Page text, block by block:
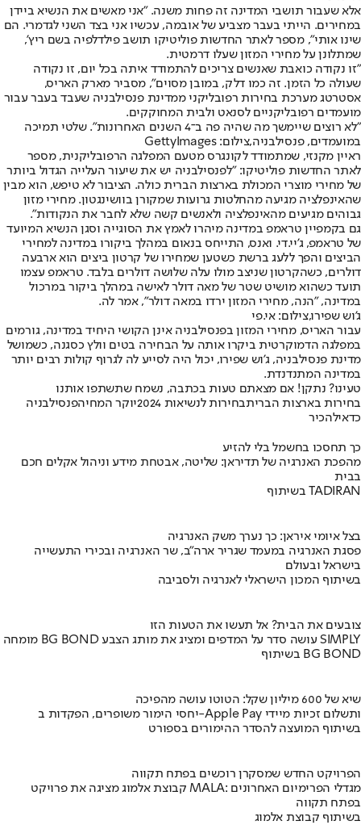
אלא שעבור תושבי המדינה זה פחות משנה. "אני מאשים את הנשיא ביידן
במחירים. הייתי בעבר מצביע של אובמה, עכשיו אני בצד השני לגדמרי. הם
שינו אותי", מספר לאתר החדשות פוליטיקו תושב פילדלפיה בשם ריץ',
שמתלונן על מחירי המזון שעלו דרמטית.
"זו נקודה כואבת שאנשים צריכים להתמודד איתה בכל יום, זו נקודה
שעולה כל הזמן. זה כמו דלק, במובן מסוים", מסביר מארק האריס,
אסטרטג מערכת בחירות רפובליקני ממדינת פנסילבניה שעבד בעבר עבור
מועמדים רפובליקניים לסנאט ולבית המחוקקים.
"לא רוצים שיימשך מה שהיה פה ב־4 השנים האחרונות". שלטי תמיכה
במועמדים, פנסילבניה,צילום: GettyImages
ראיין מקנזי, שמתמודד לקונגרס מטעם המפלגה הרפובליקנית, מספר
לאתר החדשות פוליטיקו: "לפנסילבניה יש את שיעור העלייה הגדול ביותר
של מחירי מוצרי המכולת בארצות הברית כולה. הציבור לא טיפש, הוא מבין
שהאינפלציה מגיעה מהחלטות גרועות שמקורן בוושינגטון. מחירי מזון
גבוהים מגיעים מהאינפלציה ולאנשים קשה שלא לחבר את הנקודות".
גם בקמפיין טראמפ במדינה מיהרו לאמץ את הסוגייה וסגן הנשיא המיועד
של טראמפ, ג'יי.די. ואנס, התייחס בנאום במהלך ביקורו במדינה למחירי
הביצים והפך ללעג ברשת כשטען שמחירו של קרטון ביצים הוא ארבעה
דולרים, כשהקרטון שניצב מולו עלה שלושה דולרים בלבד. טראמפ עצמו
תועד כשהוא מושיט שטר של מאה דולר לאישה במהלך ביקור במרכול
במדינה, "הנה, מחירי המזון ירדו במאה דולר", אמר לה.
ג'וש שפירו,צילום: אי.פי
עבור האריס, מחירי המזון בפנסילבניה אינן הקושי היחיד במדינה, גורמים
במפלגה הדמוקרטית ביקרו אותה על הבחירה בטים וולץ כסגנה, כשמושל
מדינת פנסילבניה, ג'וש שפירו, יכול היה לסייע לה לגרוף קולות רבים יותר
במדינה המתנדנדת.
טעינו? נתקן! אם מצאתם טעות בכתבה, נשמח שתשתפו אותנו
בחירות בארצות הבריתבחירות לנשיאות 2024 יוקר המחיהפנסילבניה
כדאילהכיר
כך תחסכו בחשמל בלי להזיע
מהפכת האנרגיה של תדיראן: שליטה, אבטחת מידע וניהול אקלים חכם
בבית
בשיתוף TADIRAN
בצל איומי איראן: כך נערך משק האנרגיה
פסגת האנרגיה במעמד שגריר ארה"ב, שר האנרגיה ובכירי התעשייה
בישראל ובעולם
בשיתוף המכון הישראלי לאנרגיה ולסביבה
צובעים את הבית? אל תעשו את הטעות הזו
מומחה BG BOND עושה סדר על המדפים ומציג את מותג הצבע SIMPLY
בשיתוף BG BOND
שיא של 600 מיליון שקל: הטוטו עושה מהפיכה
יחסי הימור משופרים, הפקדות ב-Apple Pay ותשלום זכיות מיידי
בשיתוף המועצה להסדר ההימורים בספורט
הפרויקט החדש שמסקרן רוכשים בפתח תקווה
קבוצת אלמוג מציגה את פרויקט MALA: מגדלי הפרימיום האחרונים
בפתח תקווה
בשיתוף קבוצת אלמוג